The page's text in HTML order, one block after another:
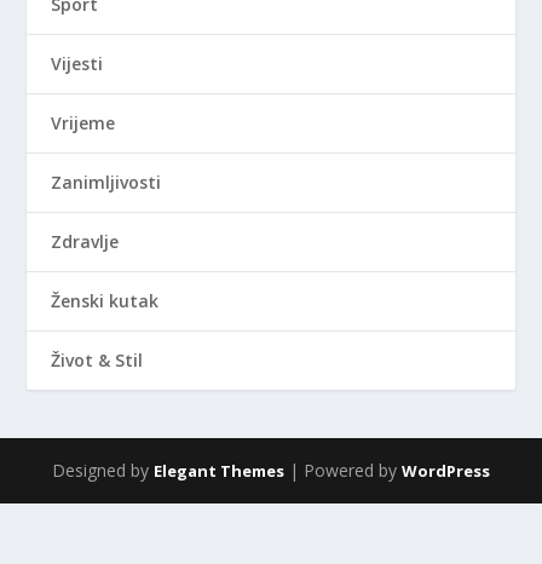
Sport
Vijesti
Vrijeme
Zanimljivosti
Zdravlje
Ženski kutak
Život & Stil
Designed by Elegant Themes | Powered by WordPress